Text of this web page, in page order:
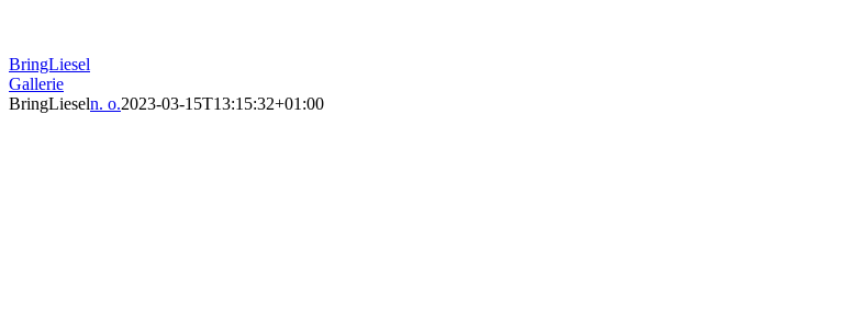
BringLiesel
Gallerie
BringLieseln. o.2023-03-15T13:15:32+01:00